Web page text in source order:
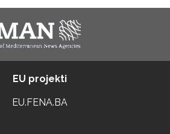
EU projekti
EU.FENA.BA